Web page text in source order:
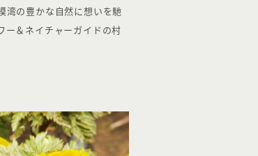
湾の豊かな自然に想いを馳
ー＆ネイチャーガイドの村